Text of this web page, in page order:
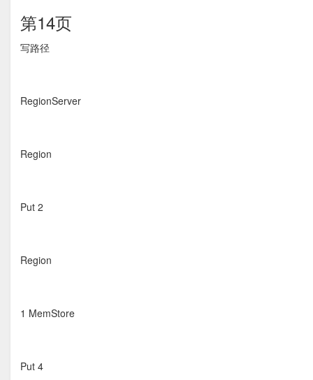
第14页
写路径 
RegionServer
Region
Put 2
Region
1 MemStore
Put 4